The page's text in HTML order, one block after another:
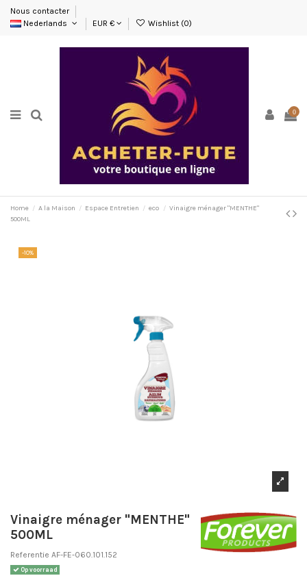
Nous contacter
Nederlands
EUR € Wishlist (0)
0
Home A la Maison Espace Entretien eco
Vinaigre ménager "MENTHE"
500ML
-10%
Vinaigre ménager "MENTHE"
500ML
Referentie AF-FE-060.101.152
Op voorraad